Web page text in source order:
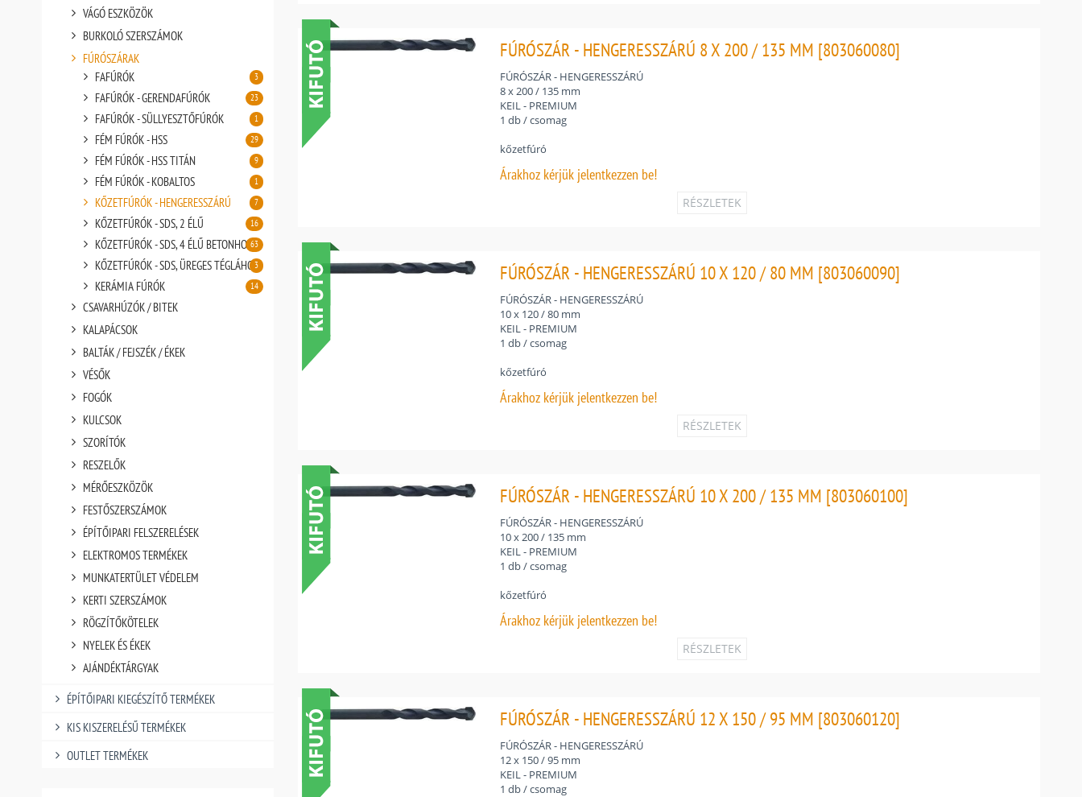
VÁGÓ ESZKÖZÖK
BURKOLÓ SZERSZÁMOK
FÚRÓSZÁRAK
FAFÚRÓK
3
FAFÚRÓK - GERENDAFÚRÓK 23
FAFÚRÓK - SÜLLYESZTŐFÚRÓK 1
FÉM FÚRÓK - HSS 29
FÉM FÚRÓK - HSS TITÁN 9
FÉM FÚRÓK - KOBALTOS 1
KŐZETFÚRÓK - HENGERESSZÁRÚ 7
KŐZETFÚRÓK - SDS, 2 ÉLŰ 16
KŐZETFÚRÓK - SDS, 4 ÉLŰ BETONHOZ63
KŐZETFÚRÓK - SDS, ÜREGES TÉGLÁHOZ
3
KERÁMIA FÚRÓK 14
CSAVARHÚZÓK / BITEK
KALAPÁCSOK
BALTÁK / FEJSZÉK / ÉKEK
VÉSŐK
FOGÓK
KULCSOK
SZORÍTÓK
RESZELŐK
MÉRŐESZKÖZÖK
FESTŐSZERSZÁMOK
ÉPÍTŐIPARI FELSZERELÉSEK
ELEKTROMOS TERMÉKEK
MUNKATERTÜLET VÉDELEM
KERTI SZERSZÁMOK
RÖGZÍTŐKÖTELEK
NYELEK ÉS ÉKEK
AJÁNDÉKTÁRGYAK
ÉPÍTŐIPARI KIEGÉSZÍTŐ TERMÉKEK
KIS KISZERELÉSŰ TERMÉKEK
OUTLET TERMÉKEK
FÚRÓSZÁR - HENGERESSZÁRÚ 8 X 200 / 135 MM [803060080]
FÚRÓSZÁR - HENGERESSZÁRÚ
8 x 200 / 135 mm
KEIL - PREMIUM
1 db / csomag
kőzetfúró
Árakhoz kérjük jelentkezzen be!
RÉSZLETEK
FÚRÓSZÁR - HENGERESSZÁRÚ 10 X 120 / 80 MM [803060090]
FÚRÓSZÁR - HENGERESSZÁRÚ
10 x 120 / 80 mm
KEIL - PREMIUM
1 db / csomag
kőzetfúró
Árakhoz kérjük jelentkezzen be!
RÉSZLETEK
FÚRÓSZÁR - HENGERESSZÁRÚ 10 X 200 / 135 MM [803060100]
FÚRÓSZÁR - HENGERESSZÁRÚ
10 x 200 / 135 mm
KEIL - PREMIUM
1 db / csomag
kőzetfúró
Árakhoz kérjük jelentkezzen be!
RÉSZLETEK
FÚRÓSZÁR - HENGERESSZÁRÚ 12 X 150 / 95 MM [803060120]
FÚRÓSZÁR - HENGERESSZÁRÚ
12 x 150 / 95 mm
KEIL - PREMIUM
1 db / csomag